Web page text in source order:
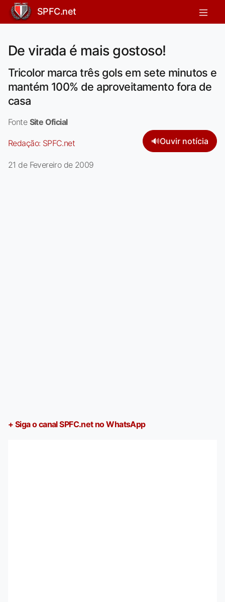
SPFC.net
De virada é mais gostoso!
Tricolor marca três gols em sete minutos e
mantém 100% de aproveitamento fora de
casa
Fonte Site Oficial
Redação: SPFC.net 🔊Ouvir notícia
21 de Fevereiro de 2009
+ Siga o canal SPFC.net no WhatsApp